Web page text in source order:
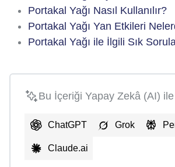
Portakal Yağı Nasıl Kullanılır?
Portakal Yağı Yan Etkileri
Portakal Yağı ile İlgili Sık
Bu İçeriği Yapay Zekâ (AI)
ChatGPT Grok
Claude.ai